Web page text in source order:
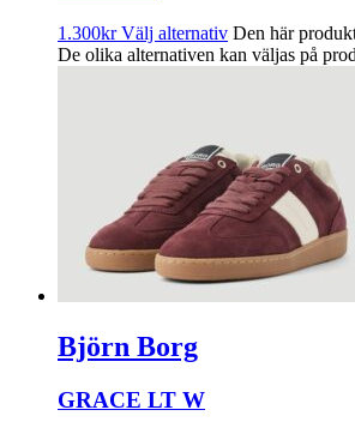
1.300kr Välj alternativ Den här
De olika alternativen kan väljas på
Björn Borg
GRACE LT W